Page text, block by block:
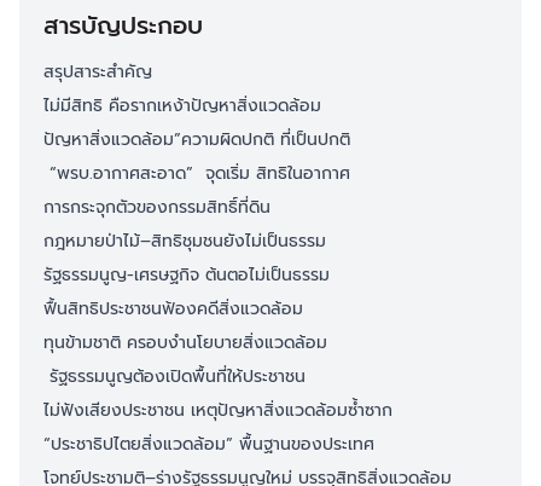
สารบัญประกอบ
สรุปสาระสำคัญ
ไม่มีสิทธิ คือรากเหง้าปัญหาสิ่งแวดล้อม
ปัญหาสิ่งแวดล้อม”ความผิดปกติ ที่เป็นปกติ
“พรบ.อากาศสะอาด” จุดเริ่ม สิทธิในอากาศ
การกระจุกตัวของกรรมสิทธิ์ที่ดิน
กฎหมายป่าไม้–สิทธิชุมชนยังไม่เป็นธรรม
รัฐธรรมนูญ-เศรษฐกิจ ต้นตอไม่เป็นธรรม
ฟื้นสิทธิประชาชนฟ้องคดีสิ่งแวดล้อม
ทุนข้ามชาติ ครอบงำนโยบายสิ่งแวดล้อม
รัฐธรรมนูญต้องเปิดพื้นที่ให้ประชาชน
ไม่ฟังเสียงประชาชน เหตุปัญหาสิ่งแวดล้อมซ้ำซาก
“ประชาธิปไตยสิ่งแวดล้อม” พื้นฐานของประเทศ
โจทย์ประชามติ–ร่างรัฐธรรมนูญใหม่ บรรจุสิทธิสิ่งแวดล้อม